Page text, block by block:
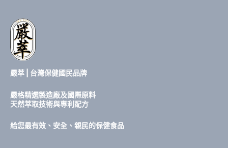
嚴萃 | 台灣保健國民品牌
嚴格精選製造廠及國際原料
天然萃取技術與專利配方
給您最有效、安全、親民的保健食品